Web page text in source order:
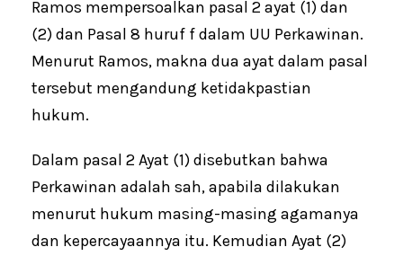
Ramos mempersoalkan pasal 2 ayat (1) dan
(2) dan Pasal 8 huruf f dalam UU Perkawinan.
Menurut Ramos, makna dua ayat dalam pasal
tersebut mengandung ketidakpastian
hukum.
Dalam pasal 2 Ayat (1) disebutkan bahwa
Perkawinan adalah sah, apabila dilakukan
menurut hukum masing-masing agamanya
dan kepercayaannya itu. Kemudian Ayat (2)